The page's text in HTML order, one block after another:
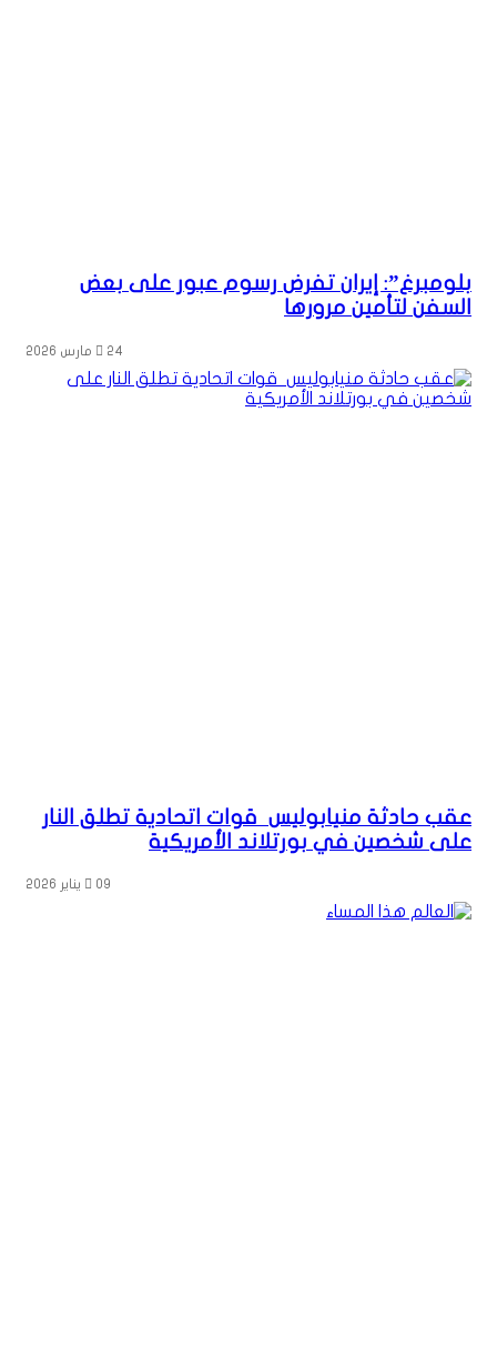
بلومبرغ”: إيران تفرض رسوم عبور على بعض
السفن لتأمين مرورها
24 مارس 2026
عقب حادثة منيابوليس قوات اتحادية تطلق النار
على شخصين في بورتلاند الأمريكية
09 يناير 2026